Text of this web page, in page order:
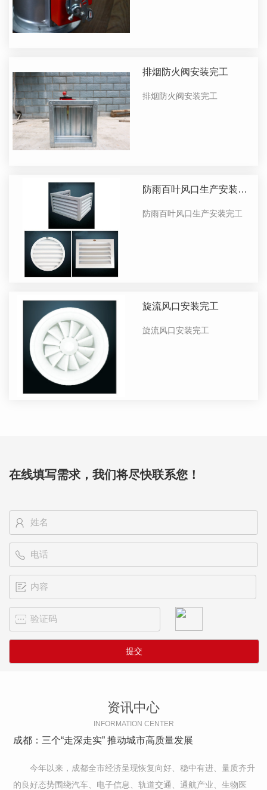
排烟防火阀安装完工
排烟防火阀安装完工
防雨百叶风口生产安装完
工
防雨百叶风口生产安装完工
旋流风口安装完工
旋流风口安装完工
在线填写需求，我们将尽快联系您！
资讯中心
INFORMATION CENTER
成都：三个“走深走实” 推动城市高质量发展
今年以来，成都全市经济呈现恢复向好、稳中有进、量质齐升
的良好态势围绕汽车、电子信息、轨道交通、通航产业、生物医